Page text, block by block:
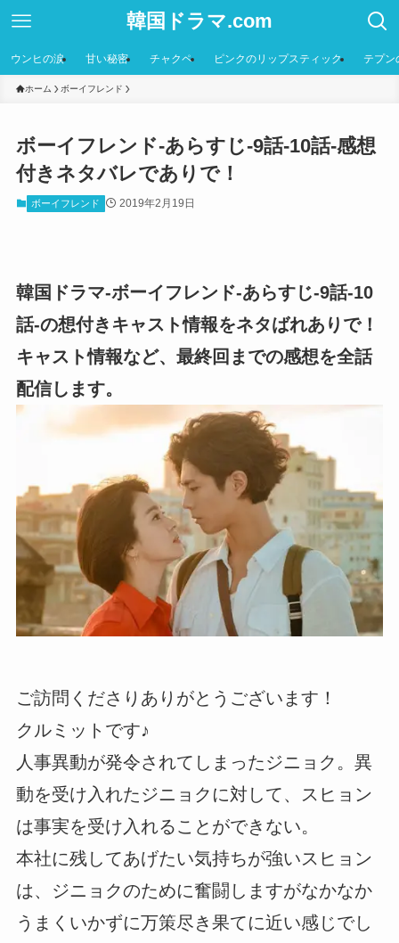
韓国ドラマ.com
ウンヒの涙 甘い秘密 チャクペ ピンクのリップスティック テプン
ホーム ボーイフレンド
ボーイフレンド-あらすじ-9話-10話-感想
付きネタバレでありで！
ボーイフレンド 2019年2月19日
韓国ドラマ-ボーイフレンド-あらすじ-9話-10
話-の想付きキャスト情報をネタばれありで！
キャスト情報など、最終回までの感想を全話
配信します。
ご訪問くださりありがとうございます！
クルミットです♪
人事異動が発令されてしまったジニョク。異
動を受け入れたジニョクに対して、スヒョン
は事実を受け入れることができない。
本社に残してあげたい気持ちが強いスヒョン
は、ジニョクのために奮闘しますがなかなか
うまくいかずに万策尽き果てに近い感じでし